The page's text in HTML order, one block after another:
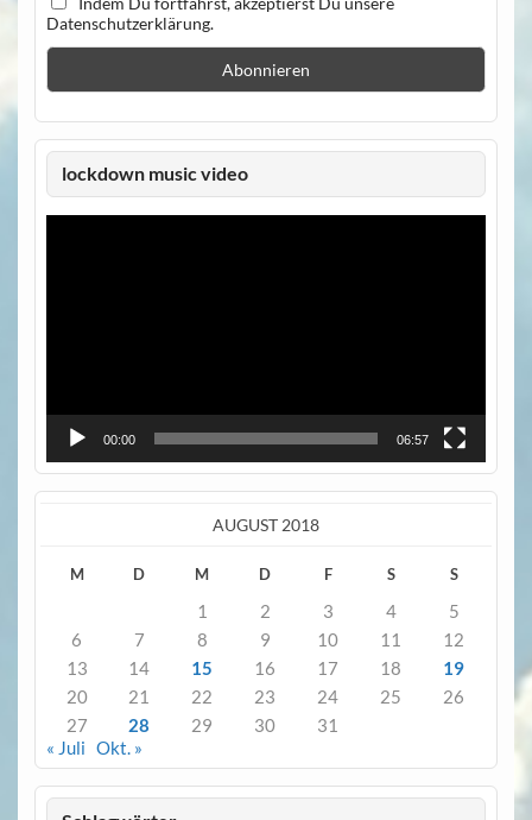
Datenschutzerklärung.
lockdown music video
Video-
00:00 06:57
AUGUST 2018
M D M D F S S
1 2 3 4
5
6
7 8 9 10 11
12
13
14 15 16 17 18
19
20
21 22 23 24 25
26
27
28 29 30
31
« Juli Okt. »